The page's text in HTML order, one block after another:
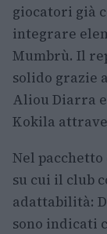
giocatori già
integrare
Mumbrù. Il
solido grazie
Aliou Diarra
Kokila
Nel
su cui il club
adattabilità:
sono indicati